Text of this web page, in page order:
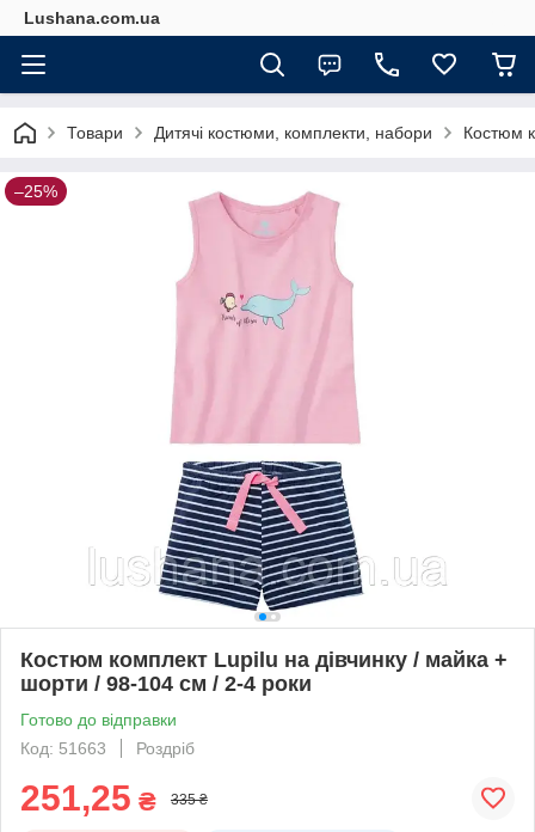
Lushana.com.ua
Товари Дитячі костюми, комплекти, набори Костюм
–25%
Костюм комплект Lupilu на дівчинку / майка +
шорти / 98-104 см / 2-4 роки
Готово до відправки
Код: 51663
Роздріб
251,25 ₴ 335 ₴